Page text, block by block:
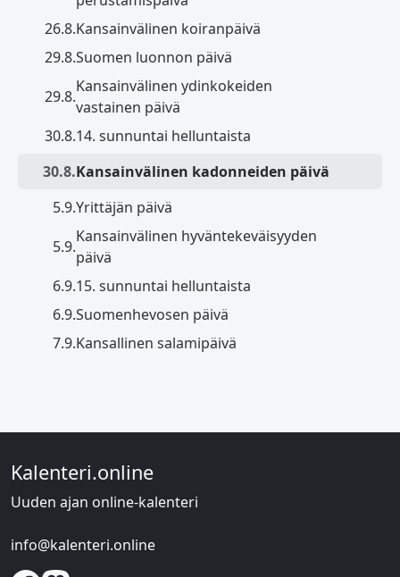
26.8.Kansainvälinen koiranpäivä
29.8.Suomen luonnon päivä
29.8.
Kansainvälinen ydinkokeiden
vastainen päivä
30.8.14. sunnuntai helluntaista
30.8.Kansainvälinen kadonneiden päivä
5.9.Yrittäjän päivä
5.9.
Kansainvälinen hyväntekeväisyyden
päivä
6.9.15. sunnuntai helluntaista
6.9.Suomenhevosen päivä
7.9.Kansallinen salamipäivä
Kalenteri.online
Uuden ajan online-kalenteri
info@kalenteri.online